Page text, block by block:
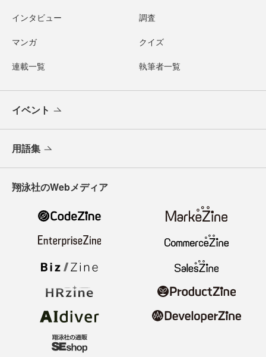
インタビュー 調査
マンガ クイズ
連載一覧 執筆者一覧
イベント
用語集
翔泳社のWebメディア